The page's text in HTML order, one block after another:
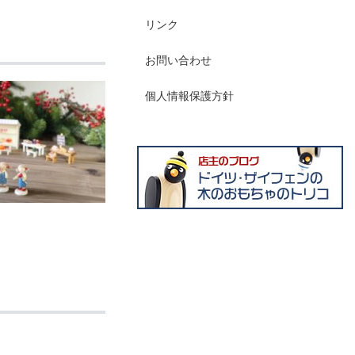
リンク
お問い合わせ
個人情報保護方針